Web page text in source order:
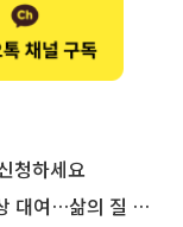
청하세요
…삶의 질 높인다